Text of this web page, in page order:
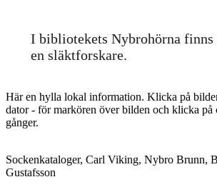
I bibliotekets Nybrohörna
en släktforskare.
Här en hylla lokal information. Klicka på
dator - för markören över bilden och klicka på
gånger.
Sockenkataloger, Carl Viking, Nybro Brunn,
Gustafsson